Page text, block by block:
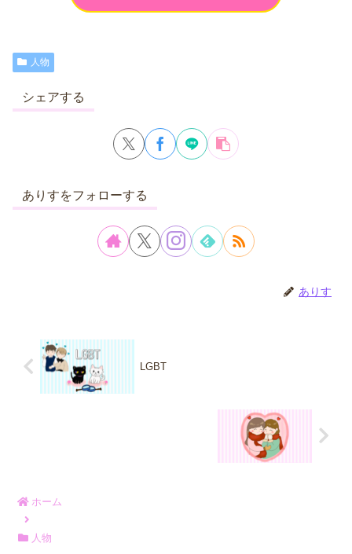
人物
シェアする
ありすをフォローする
ありす
LGBT
ホーム
人物